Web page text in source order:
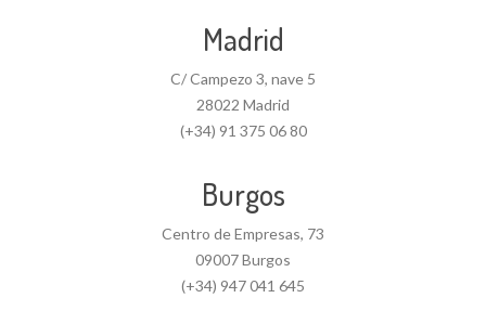
Madrid
C/ Campezo 3, nave 5
28022 Madrid
(+34) 91 375 06 80
Burgos
Centro de Empresas, 73
09007 Burgos
(+34) 947 041 645